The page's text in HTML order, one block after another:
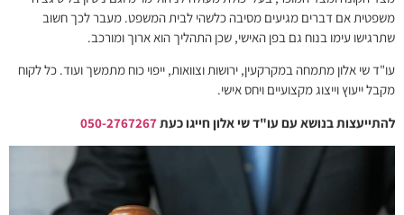
משפטית אם דברים מגיעים מסיבה כלשהי לבית המשפט. מעבר לכך חשוב
שתרגישו עימו בנוח גם בפן האישי, שכן התהליך הוא ארוך ומורכב.
עו"ד שי אלון מתמחה במקרקעין, ירושות וצוואות, ייפוי כוח מתמשך ועוד. כל לקוח
מקבל ייעוץ וייצוג מקצועיים ויחס אישי.
להתייעצות בנושא עם עו"ד שי אלון חייגו כעת050-2767267